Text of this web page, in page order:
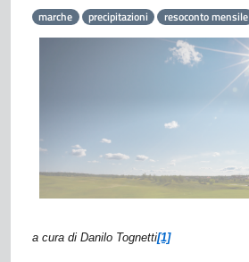
marche precipitazioni resoconto mensile
a cura di Danilo Tognetti[1]